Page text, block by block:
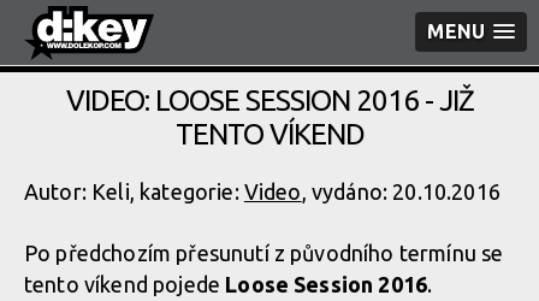
MENU
VIDEO: LOOSE SESSION 2016 - JIŽ
TENTO VÍKEND
Autor: Keli, kategorie: Video, vydáno: 20.10.2016
Po předchozím přesunutí z původního termínu se
tento víkend pojede Loose Session 2016.